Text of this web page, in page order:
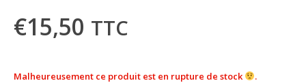
€15,50 TTC
Malheureusement ce produit est en rupture de stock
.